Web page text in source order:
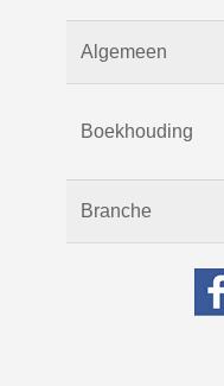
Algemeen
Boekhouding
Branche